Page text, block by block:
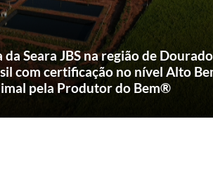
Seara JBS na região de
com certificação no nível Alto
pela Produtor do Bem®